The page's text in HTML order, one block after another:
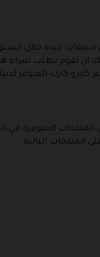
جيدة خلال
ان تقوم بطلب شراء
كارت المتوفر لدينا
كارت قامت بتقديم تخفيضات و خصومات تصل الى 70% على عدد
التالية :